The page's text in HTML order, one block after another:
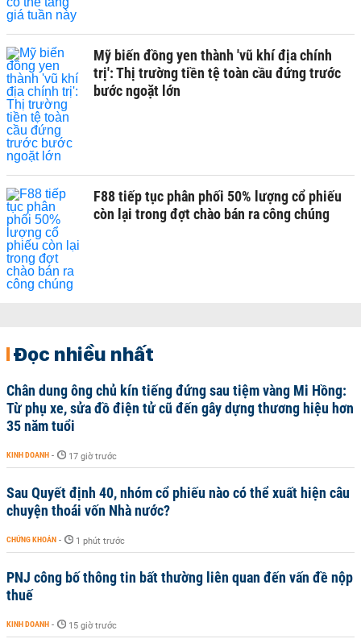
Mỹ biến đồng yen thành 'vũ khí địa chính
trị': Thị trường tiền tệ toàn cầu đứng trước
bước ngoặt lớn
F88 tiếp tục phân phối 50% lượng cổ phiếu
còn lại trong đợt chào bán ra công chúng
Đọc nhiều nhất
Chân dung ông chủ kín tiếng đứng sau tiệm vàng Mi Hồng:
Từ phụ xe, sửa đồ điện tử cũ đến gây dựng thương hiệu hơn
35 năm tuổi
KINH DOANH - 17 giờ trước
Sau Quyết định 40, nhóm cổ phiếu nào có thể xuất hiện câu
chuyện thoái vốn Nhà nước?
CHỨNG KHOÁN - 1 phút trước
PNJ công bố thông tin bất thường liên quan đến vấn đề nộp
thuế
KINH DOANH - 15 giờ trước